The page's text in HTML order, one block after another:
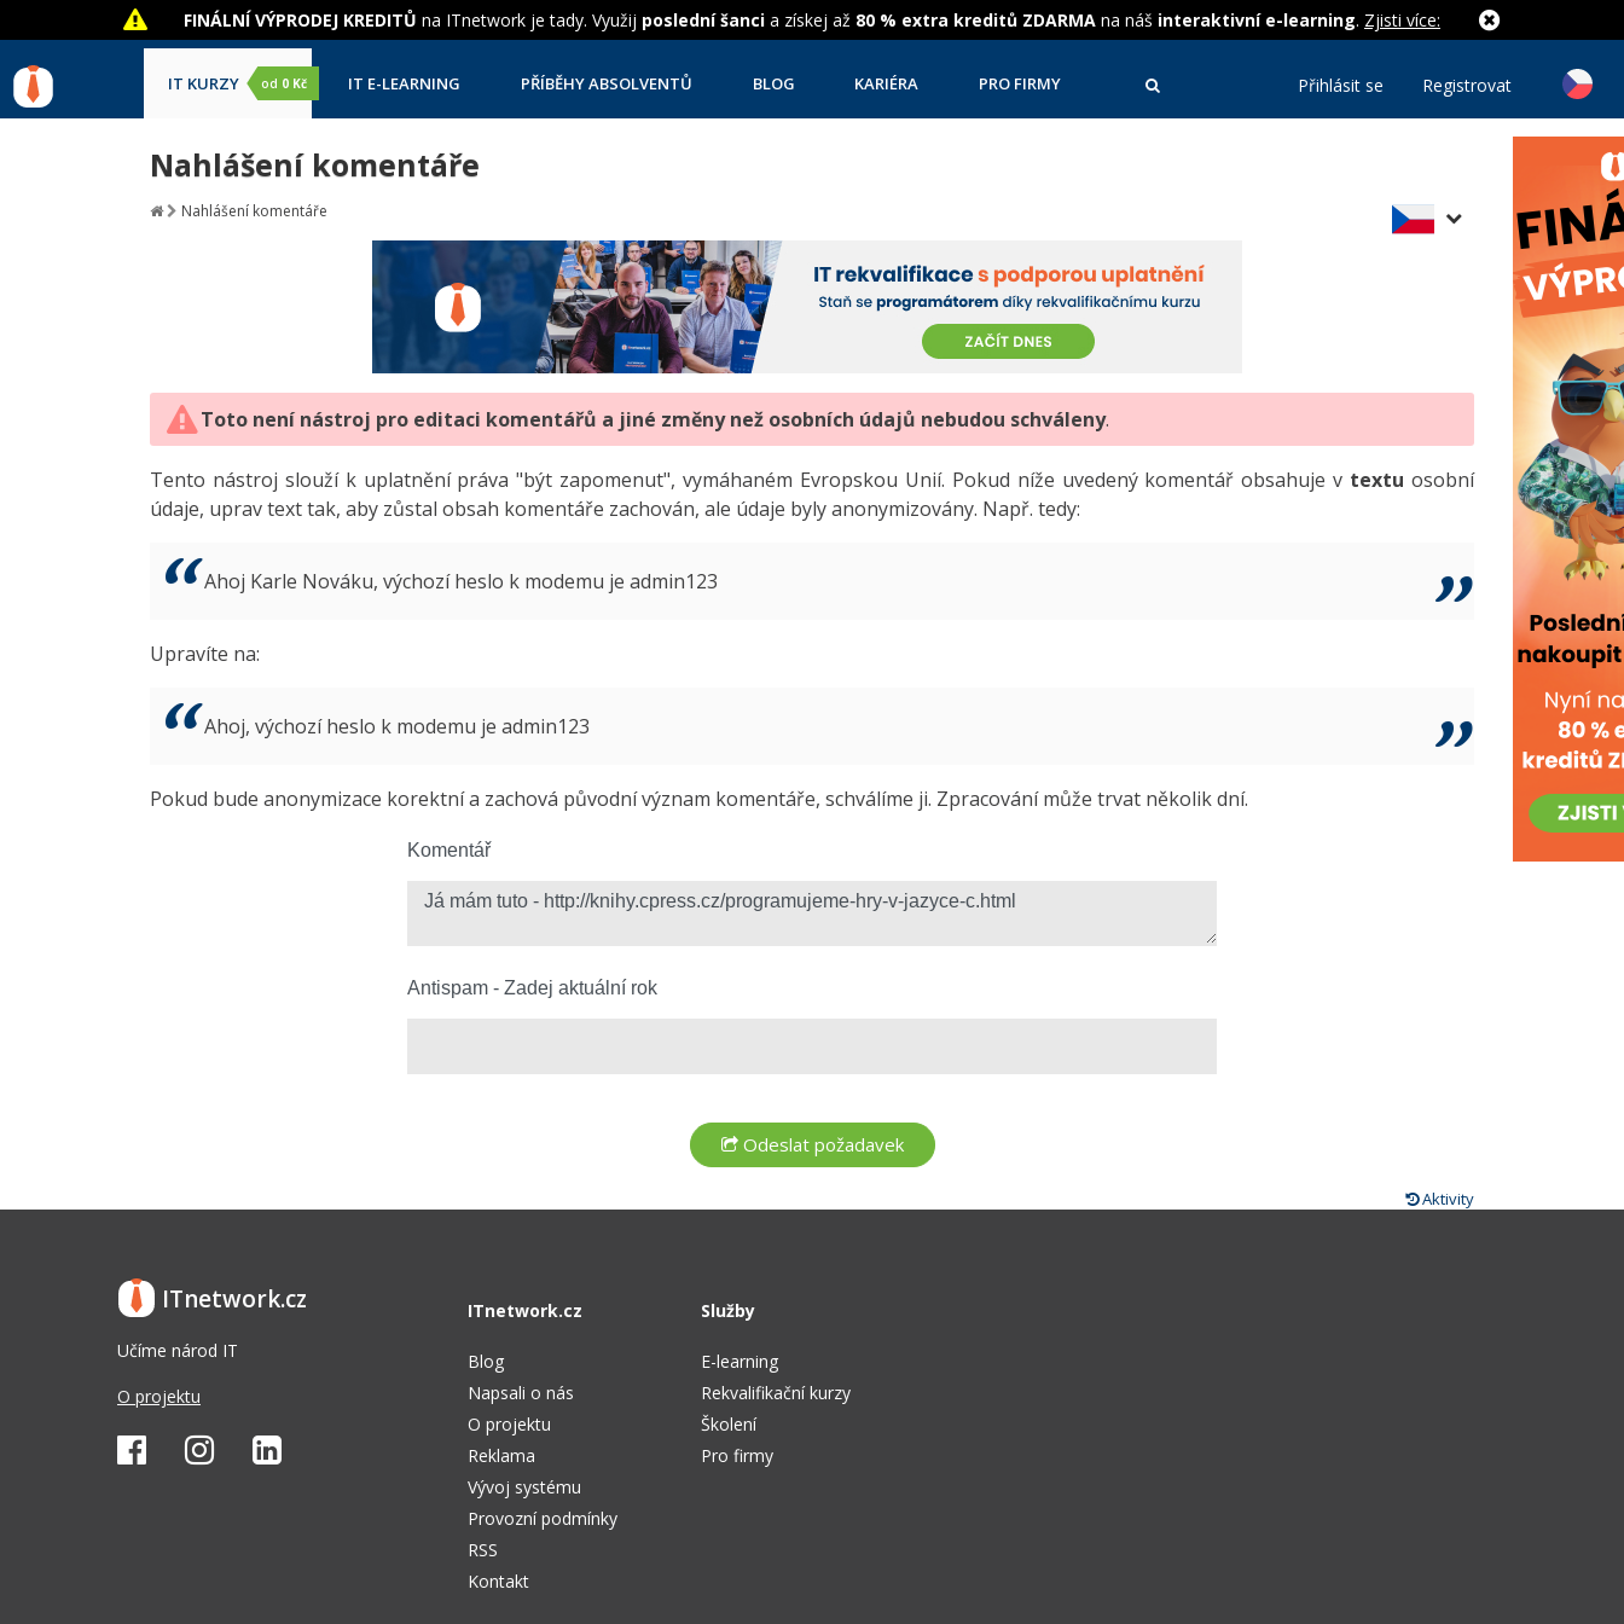
FINÁLNÍ VÝPRODEJ KREDITŮ na ITnetwork je tady. Využij poslední šanci a získej až 80 % extra kreditů ZDARMA na náš interaktivní e-learning. Zjisti více:
IT KURZY od 0 Kč IT E-LEARNING PŘÍBĚHY ABSOLVENTŮ BLOG KARIÉRA PRO FIRMY Přihlásit se Registrovat
Nahlášení komentáře
Nahlášení komentáře
Toto není nástroj pro editaci komentářů a jiné změny než osobních údajů nebudou schváleny.
Tento nástroj slouží k uplatnění práva "být zapomenut", vymáhaném Evropskou Unií. Pokud níže uvedený komentář obsahuje v textu osobní
údaje, uprav text tak, aby zůstal obsah komentáře zachován, ale údaje byly anonymizovány. Např. tedy:
Ahoj Karle Nováku, výchozí heslo k modemu je admin123
Upravíte na:
Ahoj, výchozí heslo k modemu je admin123
Pokud bude anonymizace korektní a zachová původní význam komentáře, schválíme ji. Zpracování může trvat několik dní.
Komentář
Antispam - Zadej aktuální rok
Aktivity
ITnetwork.cz
Učíme národ IT
O projektu
ITnetwork.cz
Blog
Napsali o nás
O projektu
Reklama
Vývoj systému
Provozní podmínky
RSS
Kontakt
Služby
E-learning
Rekvalifikační kurzy
Školení
Pro firmy